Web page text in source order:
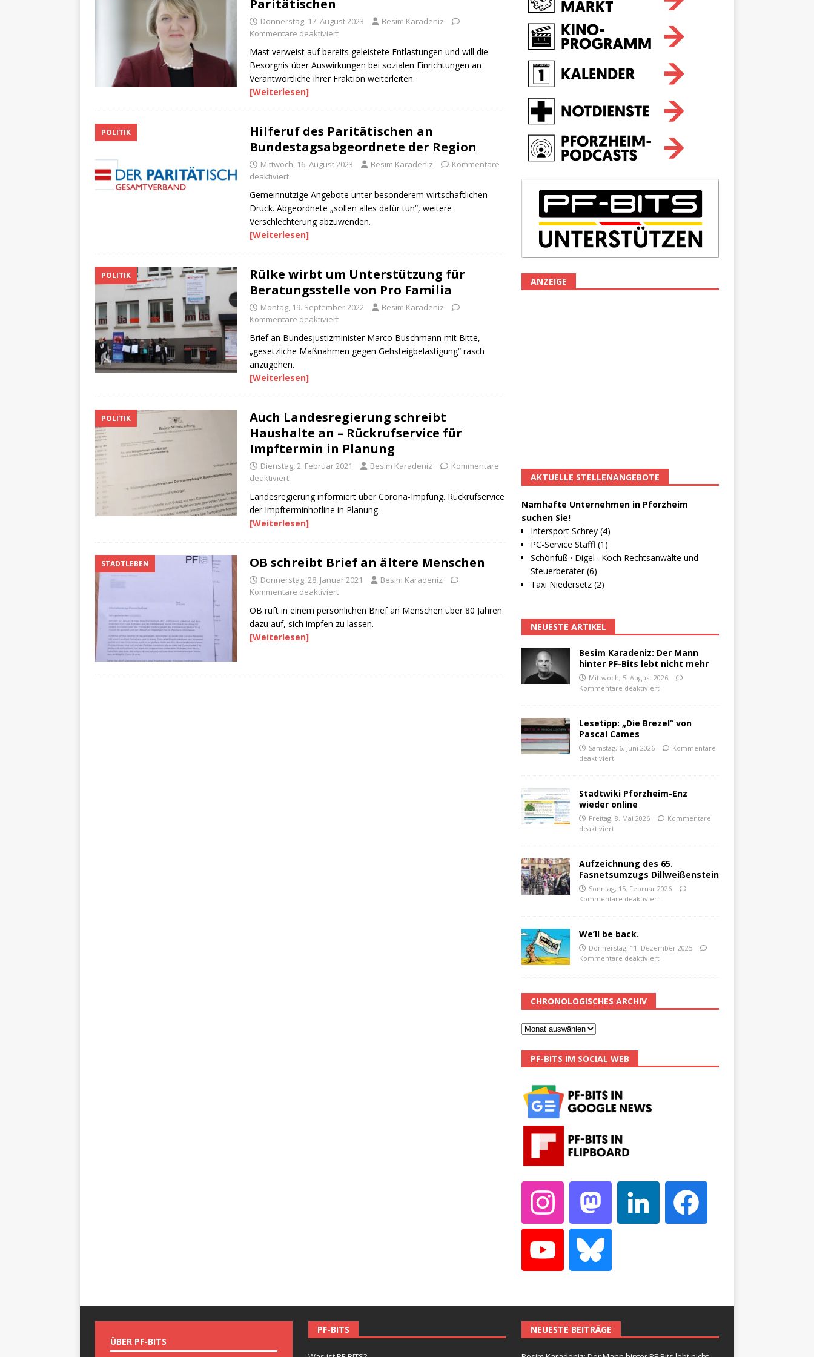
Paritätischen
Donnerstag, 17. August 2023
Besim Karadeniz
Kommentare deaktiviert
Mast verweist auf bereits geleistete Entlastungen und will die
Besorgnis über Auswirkungen bei sozialen Einrichtungen an
Verantwortliche ihrer Fraktion weiterleiten.
[Weiterlesen]
POLITIK
Hilferuf des Paritätischen an
Bundestagsabgeordnete der Region
Mittwoch, 16. August 2023 Besim Karadeniz
Kommentare
deaktiviert
Gemeinnützige Angebote unter besonderem wirtschaftlichen
Druck. Abgeordnete „sollen alles dafür tun“, weitere
Verschlechterung abzuwenden.
[Weiterlesen]
POLITIK
Rülke wirbt um Unterstützung für
Beratungsstelle von Pro Familia
Montag, 19. September 2022
Besim Karadeniz
Kommentare deaktiviert
Brief an Bundesjustizminister Marco Buschmann mit Bitte,
„gesetzliche Maßnahmen gegen Gehsteigbelästigung“ rasch
anzugehen.
[Weiterlesen]
POLITIK
Auch Landesregierung schreibt
Haushalte an – Rückrufservice für
Impftermin in Planung
Dienstag, 2. Februar 2021 Besim Karadeniz
Kommentare
deaktiviert
Landesregierung informiert über Corona-Impfung. Rückrufservice
der Impfterminhotline in Planung.
[Weiterlesen]
STADTLEBEN OB schreibt Brief an ältere Menschen
Donnerstag, 28. Januar 2021
Besim Karadeniz
Kommentare deaktiviert
OB ruft in einem persönlichen Brief an Menschen über 80 Jahren
dazu auf, sich impfen zu lassen.
[Weiterlesen]
ANZEIGE
AKTUELLE STELLENANGEBOTE
Namhafte Unternehmen in Pforzheim
suchen Sie!
Intersport Schrey (4)
PC-Service Staffl (1)
Schönfuß · Digel · Koch Rechtsanwälte und
Steuerberater (6)
Taxi Niedersetz (2)
NEUESTE ARTIKEL
Besim Karadeniz: Der Mann
hinter PF-Bits lebt nicht mehr
Mittwoch, 5. August 2026
Kommentare deaktiviert
Lesetipp: „Die Brezel“ von
Pascal Cames
Samstag, 6. Juni 2026
Kommentare
deaktiviert
Stadtwiki Pforzheim-Enz
wieder online
Freitag, 8. Mai 2026
Kommentare
deaktiviert
Aufzeichnung des 65.
Fasnetsumzugs Dillweißenstein
Sonntag, 15. Februar 2026
Kommentare deaktiviert
We’ll be back.
Donnerstag, 11. Dezember 2025
Kommentare deaktiviert
CHRONOLOGISCHES ARCHIV
PF-BITS IM SOCIAL WEB
ÜBER PF-BITS
PF-BITS NEUESTE BEITRÄGE